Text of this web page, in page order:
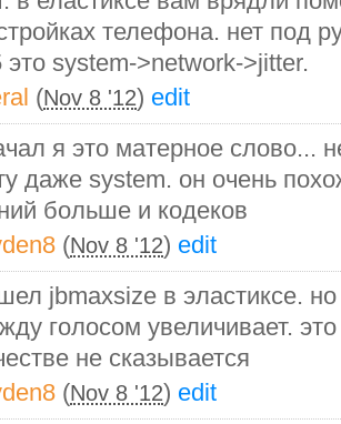
телефона. нет под
это system->network->jitter.
(Nov 8 '12) edit
я это матерное слово...
даже system. он очень
больше и кодеков
(Nov 8 '12) edit
jbmaxsize в эластиксе.
голосом увеличивает.
не сказывается
(Nov 8 '12) edit